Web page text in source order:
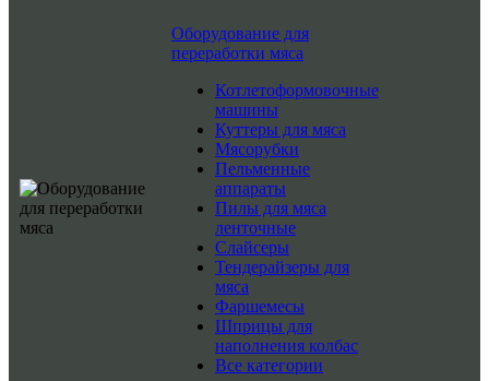
Оборудование для
переработки мяса
Котлетоформовочные
машины
Куттеры для мяса
Мясорубки
Пельменные
аппараты
Пилы для мяса
ленточные
Слайсеры
Тендерайзеры для
мяса
Фаршемесы
Шприцы для
наполнения колбас
Все категории